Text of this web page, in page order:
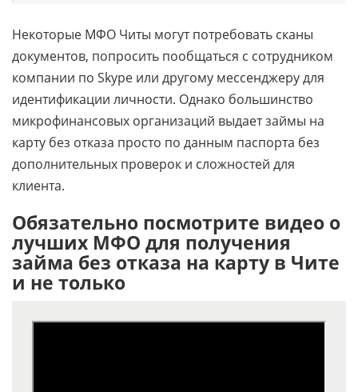
Некоторые МФО Читы могут потребовать сканы
документов, попросить пообщаться с сотрудником
компании по Skype или другому мессенджеру для
идентификации личности. Однако большинство
микрофинансовых организаций выдает займы на
карту без отказа просто по данным паспорта без
дополнительных проверок и сложностей для
клиента.
Обязательно посмотрите видео о
лучших МФО для получения
займа без отказа на карту в Чите
и не только